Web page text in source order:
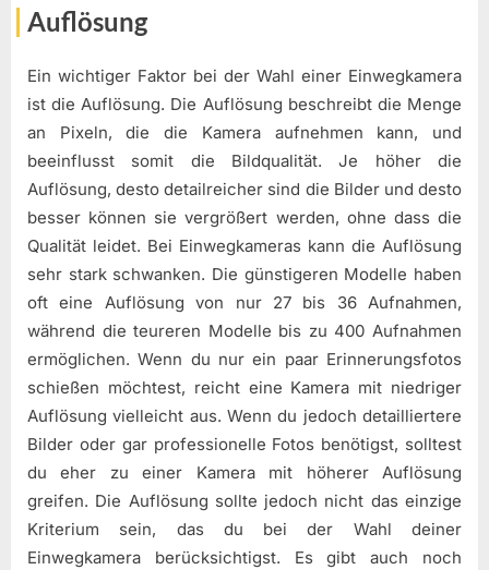
Auflösung
Ein wichtiger Faktor bei der Wahl einer Einwegkamera
ist die Auflösung. Die Auflösung beschreibt die Menge
an Pixeln, die die Kamera aufnehmen kann, und
beeinflusst somit die Bildqualität. Je höher die
Auflösung, desto detailreicher sind die Bilder und desto
besser können sie vergrößert werden, ohne dass die
Qualität leidet. Bei Einwegkameras kann die Auflösung
sehr stark schwanken. Die günstigeren Modelle haben
oft eine Auflösung von nur 27 bis 36 Aufnahmen,
während die teureren Modelle bis zu 400 Aufnahmen
ermöglichen. Wenn du nur ein paar Erinnerungsfotos
schießen möchtest, reicht eine Kamera mit niedriger
Auflösung vielleicht aus. Wenn du jedoch detailliertere
Bilder oder gar professionelle Fotos benötigst, solltest
du eher zu einer Kamera mit höherer Auflösung
greifen. Die Auflösung sollte jedoch nicht das einzige
Kriterium sein, das du bei der Wahl deiner
Einwegkamera berücksichtigst. Es gibt auch noch